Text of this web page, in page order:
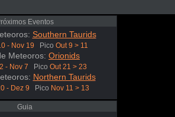
Eventos
Southern Taurids
- Nov 19 Pico Out 9 > 11
Meteoros: Orionids
- Nov 7 Pico Out 21 > 23
Northern Taurids
- Dez 9 Pico Nov 11 > 13
Guia